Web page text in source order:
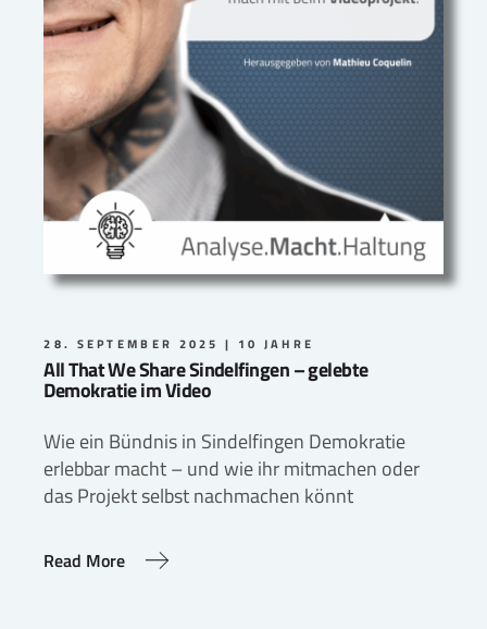
28. SEPTEMBER 2025 10 JAHRE
All That We Share Sindelfingen – gelebte
Demokratie im Video
Wie ein Bündnis in Sindelfingen Demokratie
erlebbar macht – und wie ihr mitmachen oder
das Projekt selbst nachmachen könnt
Read More